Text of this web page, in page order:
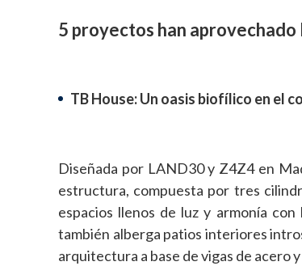
5 proyectos han
TB House: Un oasis biofílico en el
Diseñada por LAND30 y Z4Z4 en
estructura, compuesta por tres
espacios llenos de luz y armonía
también alberga patios interiores
arquitectura a base de vigas de acero